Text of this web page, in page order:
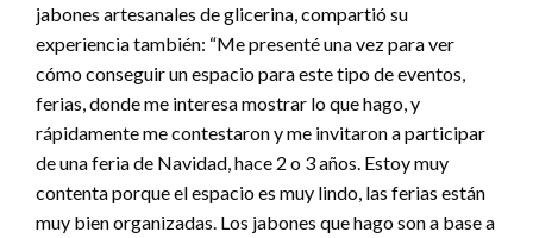
jabones artesanales de glicerina, compartió su
experiencia también: “Me presenté una vez para ver
cómo conseguir un espacio para este tipo de eventos,
ferias, donde me interesa mostrar lo que hago, y
rápidamente me contestaron y me invitaron a participar
de una feria de Navidad, hace 2 o 3 años. Estoy muy
contenta porque el espacio es muy lindo, las ferias están
muy bien organizadas. Los jabones que hago son a base a